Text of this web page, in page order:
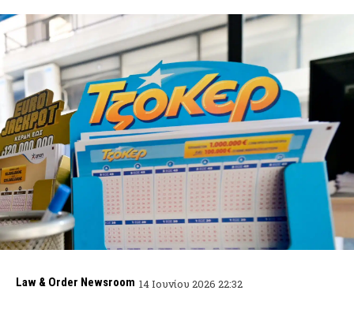
Law & Order Newsroom 14 Ιουνίου 2026 22:32